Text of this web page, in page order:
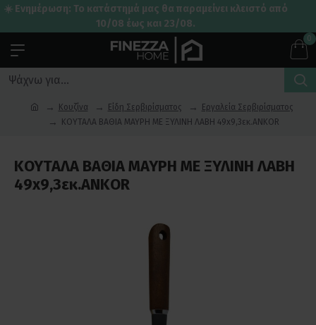
☀️ Ενημέρωση: Το κατάστημά μας θα παραμείνει κλειστό από
10/08 έως και 23/08.
0
Κουζίνα Είδη Σερβιρίσματος
Εργαλεία Σερβιρίσματος
ΚΟΥΤΑΛΑ ΒΑΘΙΑ ΜΑΥΡΗ ΜΕ ΞΥΛΙΝΗ ΛΑΒΗ 49x9,3εκ.ANKOR
ΚΟΥΤΑΛΑ ΒΑΘΙΑ ΜΑΥΡΗ ΜΕ ΞΥΛΙΝΗ ΛΑΒΗ
49x9,3εκ.ANKOR